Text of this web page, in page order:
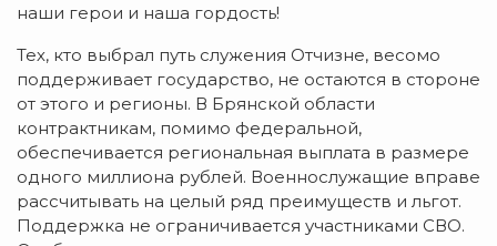
наши герои и наша гордость!
Тех, кто выбрал путь служения Отчизне, весомо
поддерживает государство, не остаются в стороне
от этого и регионы. В Брянской области
контрактникам, помимо федеральной,
обеспечивается региональная выплата в размере
одного миллиона рублей. Военнослужащие вправе
рассчитывать на целый ряд преимуществ и льгот.
Поддержка не ограничивается участниками СВО.